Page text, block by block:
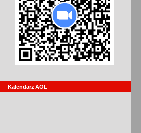
Kalendarz AOL